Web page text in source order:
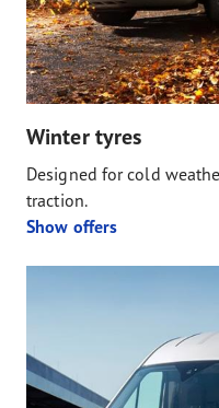
Winter tyres
Designed for cold
traction.
Show offers